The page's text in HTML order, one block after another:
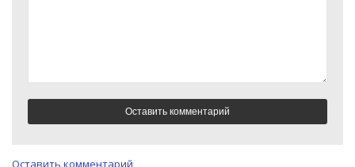
Оставить комментарий